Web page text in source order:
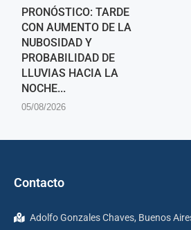
PRONÓSTICO: TARDE
CON AUMENTO DE LA
NUBOSIDAD Y
PROBABILIDAD DE
LLUVIAS HACIA LA
NOCHE...
05/08/2026
Contacto
Adolfo Gonzales Chaves, Buenos